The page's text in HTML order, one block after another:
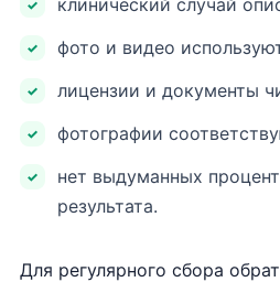
клинический случай
фото и видео
лицензии и документы
фотографии
нет выдуманных
результата.
Для регулярного сбора